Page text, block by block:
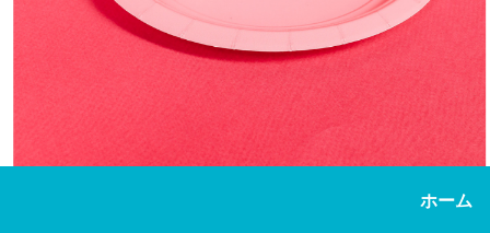
ホーム